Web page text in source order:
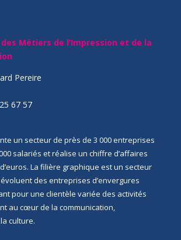
Métiers de l’Impression et de la
Pereire
67 57
un secteur de près de 3 000 entreprises
salariés et réalise un chiffre d’affaires
La filière graphique est un secteur
des entreprises d’envergures
pour une clientèle variée des activités
au cœur de la communication,
culture.